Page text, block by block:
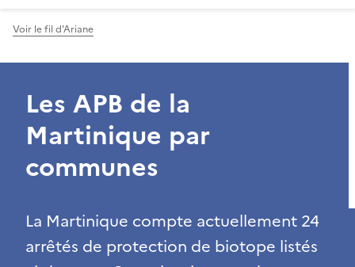
Voir le fil d'Ariane
Les APB de la
Martinique par
communes
La Martinique compte actuellement 24
arrêtés de protection de biotope listés